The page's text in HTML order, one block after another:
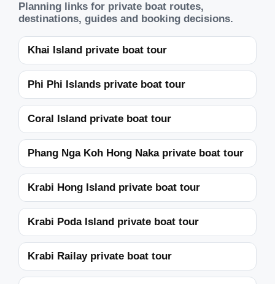
Planning links for private boat routes,
destinations, guides and booking decisions.
Khai Island private boat tour
Phi Phi Islands private boat tour
Coral Island private boat tour
Phang Nga Koh Hong Naka private boat tour
Krabi Hong Island private boat tour
Krabi Poda Island private boat tour
Krabi Railay private boat tour